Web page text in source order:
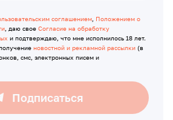
соглашением, Положением о
, даю свое Согласие на обработку
и подтверждаю, что мне исполнилось 18 лет.
новостной и рекламной рассылки (в
смс, электронных писем и
Подписаться